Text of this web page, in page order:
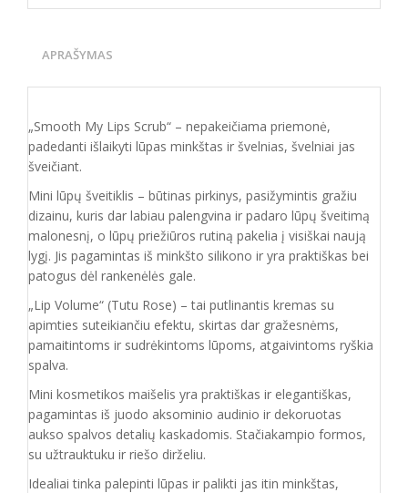
APRAŠYMAS
„Smooth My Lips Scrub“ – nepakeičiama priemonė,
padedanti išlaikyti lūpas minkštas ir švelnias, švelniai jas
šveičiant.
Mini lūpų šveitiklis – būtinas pirkinys, pasižymintis gražiu
dizainu, kuris dar labiau palengvina ir padaro lūpų šveitimą
malonesnį, o lūpų priežiūros rutiną pakelia į visiškai naują
lygį. Jis pagamintas iš minkšto silikono ir yra praktiškas bei
patogus dėl rankenėlės gale.
„Lip Volume“ (Tutu Rose) – tai putlinantis kremas su
apimties suteikiančiu efektu, skirtas dar gražesnėms,
pamaitintoms ir sudrėkintoms lūpoms, atgaivintoms ryškia
spalva.
Mini kosmetikos maišelis yra praktiškas ir elegantiškas,
pagamintas iš juodo aksominio audinio ir dekoruotas
aukso spalvos detalių kaskadomis. Stačiakampio formos,
su užtrauktuku ir riešo dirželiu.
Idealiai tinka palepinti lūpas ir palikti jas itin minkštas,